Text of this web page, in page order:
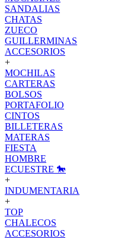
SANDALIAS
CHATAS
ZUECO
GUILLERMINAS
ACCESORIOS
+
MOCHILAS
CARTERAS
BOLSOS
PORTAFOLIO
CINTOS
BILLETERAS
MATERAS
FIESTA
HOMBRE
ECUESTRE 🐎
+
INDUMENTARIA
+
TOP
CHALECOS
ACCESORIOS